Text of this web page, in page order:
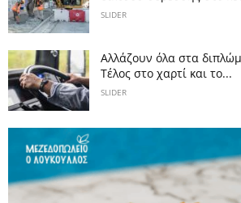
SLIDER
Αλλάζουν όλα στα
Τέλος στο χαρτί και το...
SLIDER